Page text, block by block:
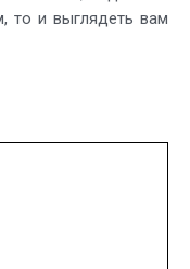
то и выглядеть вам